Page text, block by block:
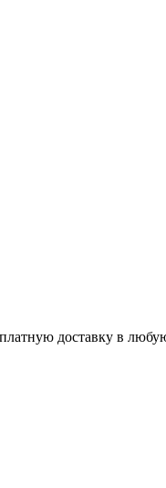
доставку в